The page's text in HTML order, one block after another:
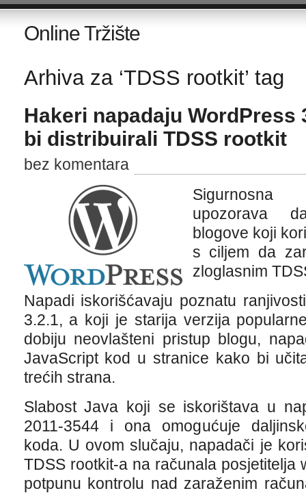
Online Tržište
Arhiva za ‘TDSS rootkit’ tag
Hakeri napadaju WordPress
bi distribuirali TDSS rootkit
bez komentara
Sigurnosna
upozorava
blogove koji
s ciljem da
zloglasnim
Napadi iskorišćavaju poznatu
3.2.1, a koji je starija verzija
dobiju neovlašteni pristup blogu,
JavaScript kod u stranice kako bi
trećih strana.
Slabost Java koji se iskorištava u
2011-3544 i ona omogućuje
koda. U ovom slučaju, napadači je
TDSS rootkit-a na računala posjetitelja
potpunu kontrolu nad zaraženim